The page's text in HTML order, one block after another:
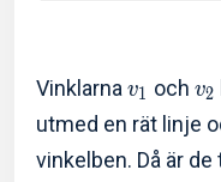
Vinklarna v1 och v2
utmed en rät linje
vinkelben. Då är